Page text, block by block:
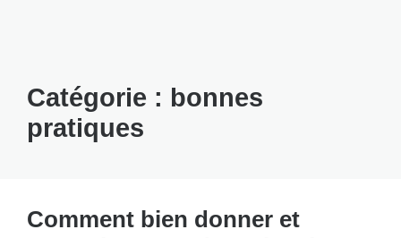
Catégorie : bonnes
pratiques
Comment bien donner et